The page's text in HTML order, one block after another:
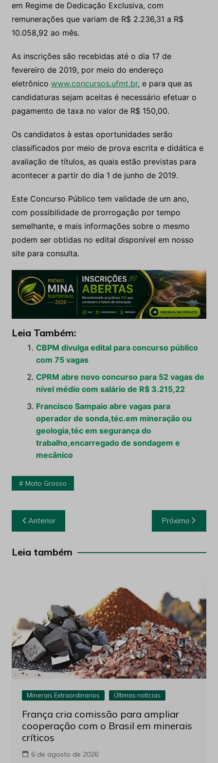
em Regime de Dedicação Exclusiva, com
remunerações que variam de R$ 2.236,31 a R$
10.058,92 ao mês.
As inscrições são recebidas até o dia 17 de
fevereiro de 2019, por meio do endereço
eletrônico www.concursos.ufmt.br, e para que as
candidaturas sejam aceitas é necessário efetuar o
pagamento de taxa no valor de R$ 150,00.
Os candidatos à estas oportunidades serão
classificados por meio de prova escrita e didática e
avaliação de títulos, as quais estão previstas para
acontecer a partir do dia 1 de junho de 2019.
Este Concurso Público tem validade de um ano,
com possibilidade de prorrogação por tempo
semelhante, e mais informações sobre o mesmo
podem ser obtidas no edital disponível em nosso
site para consulta.
Leia Também:
CBPM divulga edital para concurso público
com 75 vagas
CPRM abre novo concurso para 52 vagas de
nível médio com salário de R$ 3.215,22
Francisco Sampaio abre vagas para
operador de sonda,téc.em mineração ou
geologia,téc em segurança do
trabalho,encarregado de sondagem e
mecânico
Mato Grosso
Navegação
de
Post
Anterior Próximo
Leia também
Minerais Extraordinarios Últimas notícias
França cria comissão para ampliar
cooperação com o Brasil em minerais
críticos
6 de agosto de 2026